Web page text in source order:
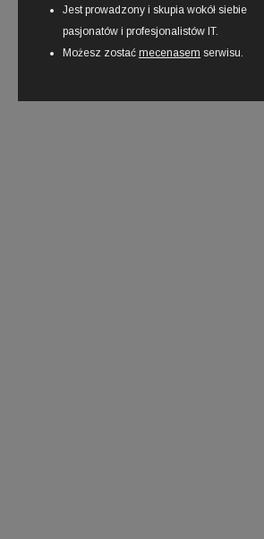
Jest prowadzony i skupia wokół siebie
pasjonatów i profesjonalistów IT.
Możesz zostać mecenasem serwisu.